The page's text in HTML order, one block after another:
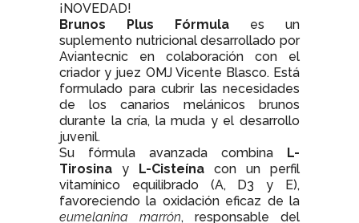
¡NOVEDAD!
Brunos Plus Fórmula es un
suplemento nutricional desarrollado por
Aviantecnic en colaboración con el
criador y juez OMJ Vicente Blasco. Está
formulado para cubrir las necesidades
de los canarios melánicos brunos
durante la cría, la muda y el desarrollo
juvenil.
Su fórmula avanzada combina L-
Tirosina y L-Cisteína con un perfil
vitamínico equilibrado (A, D3 y E),
favoreciendo la oxidación eficaz de la
eumelanina marrón, responsable del